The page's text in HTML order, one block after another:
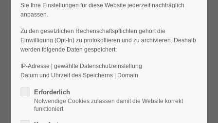
24h/ 365days
Mon - Fri 8:00am - 5:00pm(GMT +1)
Get in touch
Cybersteel Inc.
Sie Ihre Einstellungen für diese Website jederzeit nachträglich
anpassen.
Zu den gesetzlichen Rechenschaftspflichten gehört die
Einwilligung (Opt-In) zu protokollieren und zu archivieren. Deshalb
werden folgende Daten gespeichert:
IP-Adresse | gewählte Datenschutzeinstellung
Datum und Uhrzeit des Speicherns | Domain
Erforderlich
Notwendige Cookies zulassen damit die Website korrekt
funktioniert